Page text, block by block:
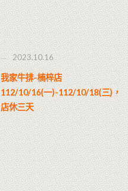
2023.10.16
我家牛排-楠梓店
112/10/16(一)-112/10/18(三)，
店休三天